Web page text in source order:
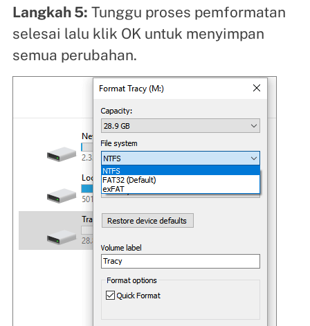
Langkah 5: Tunggu proses pemformatan
selesai lalu klik OK untuk menyimpan
semua perubahan.